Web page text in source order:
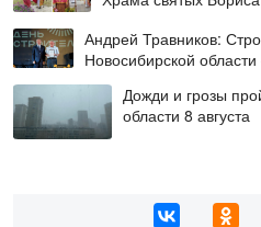
Андрей Травников:
Новосибирской
коллектив
Дожди и грозы
области 8 августа